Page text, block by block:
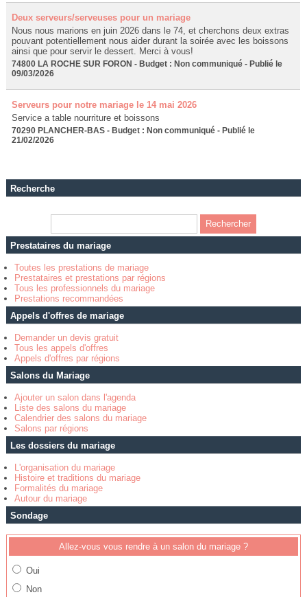
Deux serveurs/serveuses pour un mariage
Nous nous marions en juin 2026 dans le 74, et cherchons deux extras
pouvant potentiellement nous aider durant la soirée avec les boissons
ainsi que pour servir le dessert. Merci à vous!
74800 LA ROCHE SUR FORON - Budget : Non communiqué - Publié le
09/03/2026
Serveurs pour notre mariage le 14 mai 2026
Service a table nourriture et boissons
70290 PLANCHER-BAS - Budget : Non communiqué - Publié le
21/02/2026
Recherche
Prestataires du mariage
Toutes les prestations de mariage
Prestataires et prestations par régions
Tous les professionnels du mariage
Prestations recommandées
Appels d'offres de mariage
Demander un devis gratuit
Tous les appels d'offres
Appels d'offres par régions
Salons du Mariage
Ajouter un salon dans l'agenda
Liste des salons du mariage
Calendrier des salons du mariage
Salons par régions
Les dossiers du mariage
L'organisation du mariage
Histoire et traditions du mariage
Formalités du mariage
Autour du mariage
Sondage
Allez-vous vous rendre à un salon du mariage ?
Oui
Non